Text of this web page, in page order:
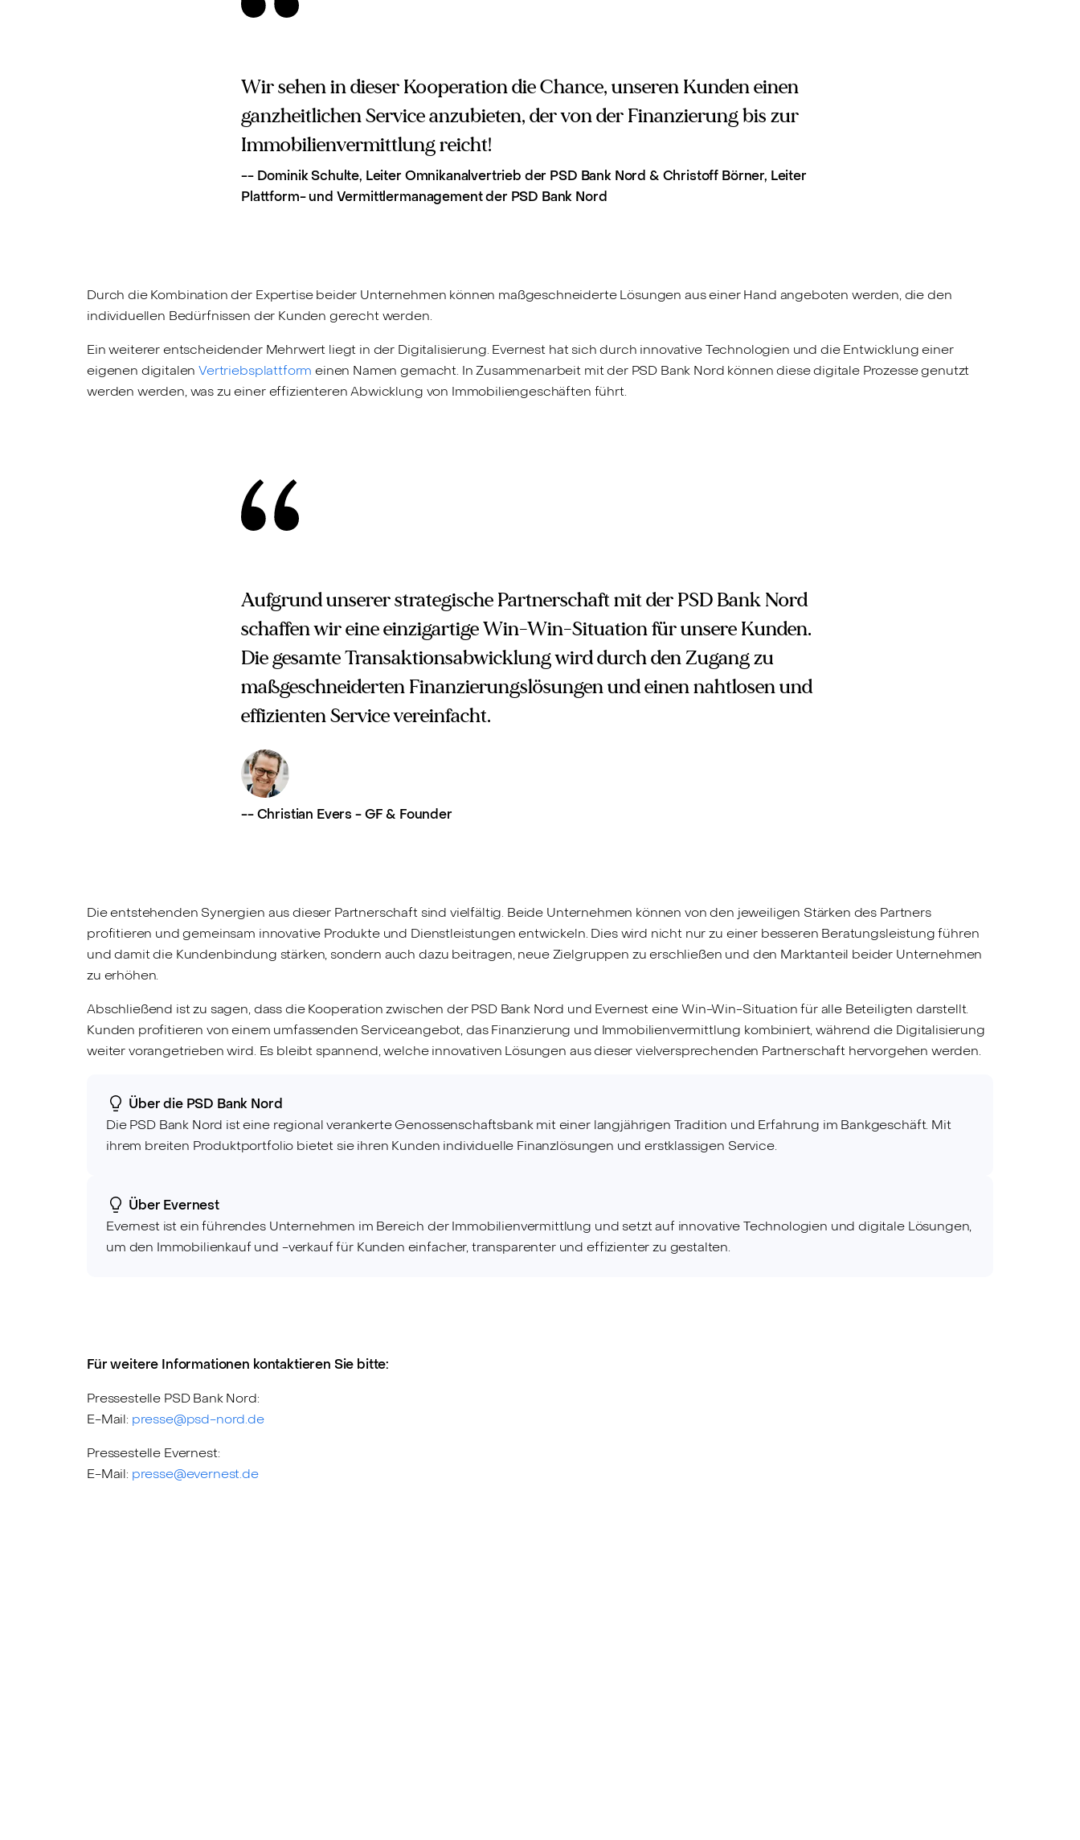
Wir sehen in dieser Kooperation die Chance, unseren Kunden einen
ganzheitlichen Service anzubieten, der von der Finanzierung bis zur
Immobilienvermittlung reicht!
-- Dominik Schulte, Leiter Omnikanalvertrieb der PSD Bank Nord & Christoff Börner, Leiter
Plattform- und Vermittlermanagement der PSD Bank Nord
Durch die Kombination der Expertise beider Unternehmen können maßgeschneiderte Lösungen aus einer Hand angeboten werden, die den
individuellen Bedürfnissen der Kunden gerecht werden.
Ein weiterer entscheidender Mehrwert liegt in der Digitalisierung. Evernest hat sich durch innovative Technologien und die Entwicklung einer
eigenen digitalenVertriebsplattform einen Namen gemacht. In Zusammenarbeit mit der PSD Bank Nord können diese digitale Prozesse genutzt
werden werden, was zu einer effizienteren Abwicklung von Immobiliengeschäften führt.
Aufgrund unserer strategische Partnerschaft mit der PSD Bank Nord
schaffen wir eine einzigartige Win-Win-Situation für unsere Kunden.
Die gesamte Transaktionsabwicklung wird durch den Zugang zu
maßgeschneiderten Finanzierungslösungen und einen nahtlosen und
effizienten Service vereinfacht.
--Christian Evers - GF & Founder
Die entstehenden Synergien aus dieser Partnerschaft sind vielfältig. Beide Unternehmen können von den jeweiligen Stärken des Partners
profitieren und gemeinsam innovative Produkte und Dienstleistungen entwickeln. Dies wird nicht nur zu einer besseren Beratungsleistung führen
und damit die Kundenbindung stärken, sondern auch dazu beitragen, neue Zielgruppen zu erschließen und den Marktanteil beider Unternehmen
zu erhöhen.
Abschließend ist zu sagen, dass die Kooperation zwischen der PSD Bank Nord und Evernest eine Win-Win-Situation für alle Beteiligten darstellt.
Kunden profitieren von einem umfassenden Serviceangebot, das Finanzierung und Immobilienvermittlung kombiniert, während die Digitalisierung
weiter vorangetrieben wird. Es bleibt spannend, welche innovativen Lösungen aus dieser vielversprechenden Partnerschaft hervorgehen werden.
Über die PSD Bank Nord
Die PSD Bank Nord ist eine regional verankerte Genossenschaftsbank mit einer langjährigen Tradition und Erfahrung im Bankgeschäft. Mit
ihrem breiten Produktportfolio bietet sie ihren Kunden individuelle Finanzlösungen und erstklassigen Service.
Über Evernest
Evernest ist ein führendes Unternehmen im Bereich der Immobilienvermittlung und setzt auf innovative Technologien und digitale Lösungen,
um den Immobilienkauf und -verkauf für Kunden einfacher, transparenter und effizienter zu gestalten.
Für weitere Informationen kontaktieren Sie bitte:
Pressestelle PSD Bank Nord:
E-Mail: presse@psd-nord.de
Pressestelle Evernest:
E-Mail: presse@evernest.de